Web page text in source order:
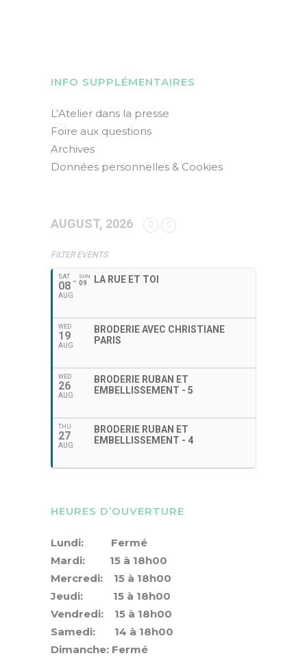
INFO SUPPLÉMENTAIRES
L’Atelier dans la presse
Foire aux questions
Archives
Données personnelles & Cookies
AUGUST, 2026
FILTER EVENTS
SAT
08
AUG
SUN
09 LA RUE ET TOI
WED
19
AUG
BRODERIE AVEC CHRISTIANE
PARIS
WED
26
AUG
BRODERIE RUBAN ET
EMBELLISSEMENT - 5
THU
27
AUG
BRODERIE RUBAN ET
EMBELLISSEMENT - 4
HEURES D’OUVERTURE
Lundi: Fermé
Mardi: 15 à 18h00
Mercredi: 15 à 18h00
Jeudi: 15 à 18h00
Vendredi: 15 à 18h00
Samedi: 14 à 18h00
Dimanche: Fermé